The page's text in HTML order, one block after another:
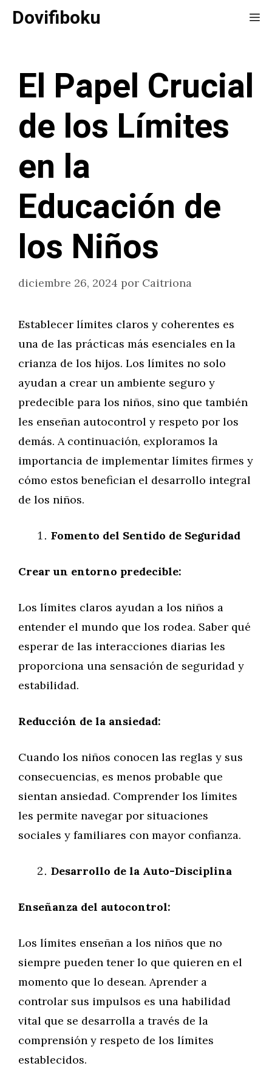
SaltarDovifiboku
El Papel Crucial
de los Límites
en la
Educación de
los Niños
diciembre 26, 2024 por Caitriona
Establecer límites claros y coherentes es
una de las prácticas más esenciales en la
crianza de los hijos. Los límites no solo
ayudan a crear un ambiente seguro y
predecible para los niños, sino que también
les enseñan autocontrol y respeto por los
demás. A continuación, exploramos la
importancia de implementar límites firmes y
cómo estos benefician el desarrollo integral
de los niños.
Fomento del Sentido de Seguridad
Crear un entorno predecible:
Los límites claros ayudan a los niños a
entender el mundo que los rodea. Saber qué
esperar de las interacciones diarias les
proporciona una sensación de seguridad y
estabilidad.
Reducción de la ansiedad:
Cuando los niños conocen las reglas y sus
consecuencias, es menos probable que
sientan ansiedad. Comprender los límites
les permite navegar por situaciones
sociales y familiares con mayor confianza.
Desarrollo de la Auto-Disciplina
Enseñanza del autocontrol:
Los límites enseñan a los niños que no
siempre pueden tener lo que quieren en el
momento que lo desean. Aprender a
controlar sus impulsos es una habilidad
vital que se desarrolla a través de la
comprensión y respeto de los límites
establecidos.